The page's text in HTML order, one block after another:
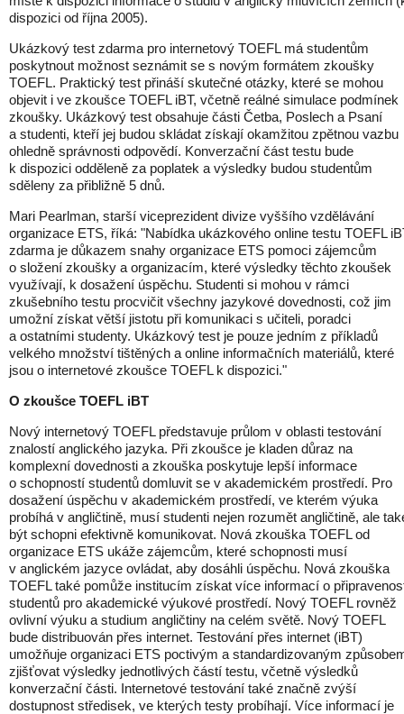
dispozici od října 2005).
Ukázkový test zdarma pro internetový TOEFL má studentům
poskytnout možnost seznámit se s novým formátem zkoušky
TOEFL. Praktický test přináší skutečné otázky, které se mohou
objevit i ve zkoušce TOEFL iBT, včetně reálné simulace podmínek
zkoušky. Ukázkový test obsahuje části Četba, Poslech a Psaní
a studenti, kteří jej budou skládat získají okamžitou zpětnou vazbu
ohledně správnosti odpovědí. Konverzační část testu bude
k dispozici odděleně za poplatek a výsledky budou studentům
sděleny za přibližně 5 dnů.
Mari Pearlman, starší viceprezident divize vyššího vzdělávání
organizace ETS, říká: "Nabídka ukázkového online testu TOEFL
zdarma je důkazem snahy organizace ETS pomoci zájemcům
o složení zkoušky a organizacím, které výsledky těchto zkoušek
využívají, k dosažení úspěchu. Studenti si mohou v rámci
zkušebního testu procvičit všechny jazykové dovednosti, což jim
umožní získat větší jistotu při komunikaci s učiteli, poradci
a ostatními studenty. Ukázkový test je pouze jedním z příkladů
velkého množství tištěných a online informačních materiálů, které
jsou o internetové zkoušce TOEFL k dispozici."
O zkoušce TOEFL iBT
Nový internetový TOEFL představuje průlom v oblasti testování
znalostí anglického jazyka. Při zkoušce je kladen důraz na
komplexní dovednosti a zkouška poskytuje lepší informace
o schopností studentů domluvit se v akademickém prostředí. Pro
dosažení úspěchu v akademickém prostředí, ve kterém výuka
probíhá v angličtině, musí studenti nejen rozumět angličtině, ale
být schopni efektivně komunikovat. Nová zkouška TOEFL od
organizace ETS ukáže zájemcům, které schopnosti musí
v anglickém jazyce ovládat, aby dosáhli úspěchu. Nová zkouška
TOEFL také pomůže institucím získat více informací o
studentů pro akademické výukové prostředí. Nový TOEFL rovněž
ovlivní výuku a studium angličtiny na celém světě. Nový TOEFL
bude distribuován přes internet. Testování přes internet (iBT)
umožňuje organizaci ETS poctivým a standardizovaným
zjišťovat výsledky jednotlivých částí testu, včetně výsledků
konverzační části. Internetové testování také značně zvýší
dostupnost středisek, ve kterých testy probíhají. Více informací je